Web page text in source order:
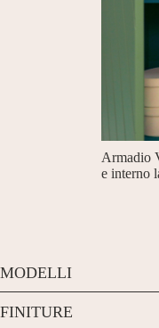
Armadio
e interno
MODELLI
FINITURE